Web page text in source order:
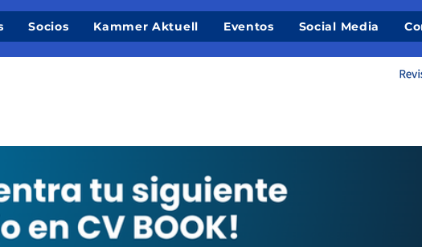
Socios Kammer Aktuell Eventos Social Media